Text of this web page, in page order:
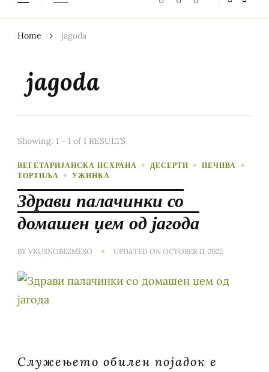
Home jagoda
jagoda
Showing: 1 - 1 of 1 RESULTS
ВЕГЕТАРИЈАНСКА ИСХРАНА ДЕСЕРТИ
ПЕЧИВА
ТОРТИЉА
УЖИНКА
Здрави палачинки со
домашен џем од јагода
BY VKUSNOBEZMESO UPDATED ON OCTOBER 11, 2022
Служењето обилен појадок е